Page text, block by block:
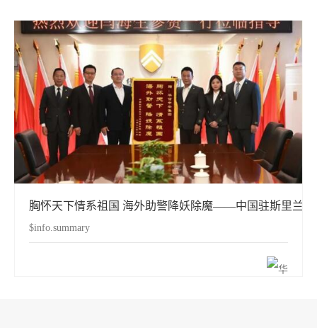
胸怀天下情系祖国 海外助警降妖除魔——中国驻斯里兰
$info.summary